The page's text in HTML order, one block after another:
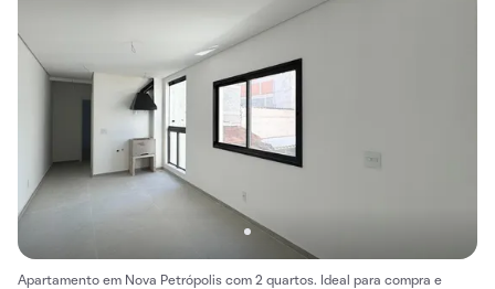
Apartamento em Nova Petrópolis com 2 quartos. Ideal para compra e